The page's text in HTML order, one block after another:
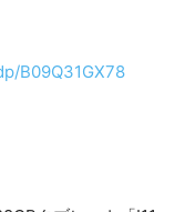
B09Q31GX78